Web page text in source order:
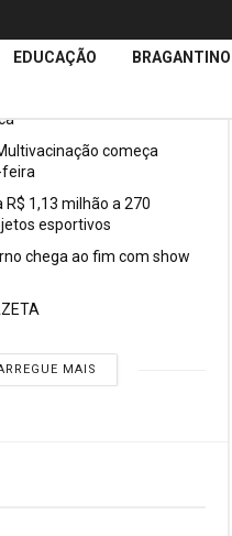
começa
1,13 milhão a 270
esportivos
chega ao fim com show
MAIS
EDUCAÇÃO BRAGANTINO